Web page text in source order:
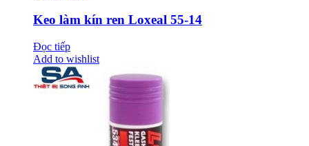
Keo làm kín ren Loxeal 55-14
Đọc tiếp
Add to wishlist